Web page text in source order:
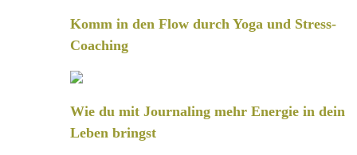
Komm in den Flow durch Yoga und Stress-
Coaching
Wie du mit Journaling mehr Energie in dein
Leben bringst